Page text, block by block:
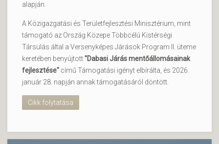
alapján.
A Közigazgatási és Területfejlesztési Minisztérium, mint
támogató az Ország Közepe Többcélú Kistérségi
Társulás által a Versenyképes Járások Program II. üteme
keretében benyújtott"Dabasi Járás mentőállomásainak
fejlesztése" című Támogatási igényt elbírálta, és 2026.
január 28. napján annak támogatásáról döntött.
Cikk folytatása